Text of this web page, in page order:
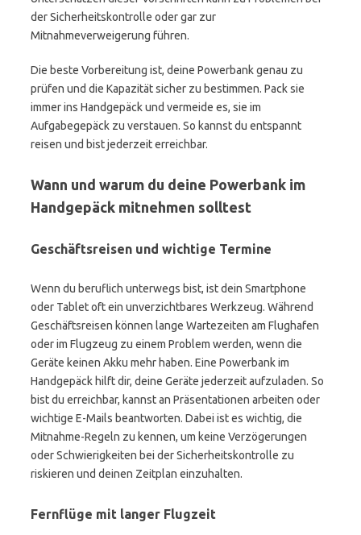
der Sicherheitskontrolle oder gar zur
Mitnahmeverweigerung führen.
Die beste Vorbereitung ist, deine Powerbank genau zu
prüfen und die Kapazität sicher zu bestimmen. Pack sie
immer ins Handgepäck und vermeide es, sie im
Aufgabegepäck zu verstauen. So kannst du entspannt
reisen und bist jederzeit erreichbar.
Wann und warum du deine Powerbank im
Handgepäck mitnehmen solltest
Geschäftsreisen und wichtige Termine
Wenn du beruflich unterwegs bist, ist dein Smartphone
oder Tablet oft ein unverzichtbares Werkzeug. Während
Geschäftsreisen können lange Wartezeiten am Flughafen
oder im Flugzeug zu einem Problem werden, wenn die
Geräte keinen Akku mehr haben. Eine Powerbank im
Handgepäck hilft dir, deine Geräte jederzeit aufzuladen. So
bist du erreichbar, kannst an Präsentationen arbeiten oder
wichtige E-Mails beantworten. Dabei ist es wichtig, die
Mitnahme-Regeln zu kennen, um keine Verzögerungen
oder Schwierigkeiten bei der Sicherheitskontrolle zu
riskieren und deinen Zeitplan einzuhalten.
Fernflüge mit langer Flugzeit